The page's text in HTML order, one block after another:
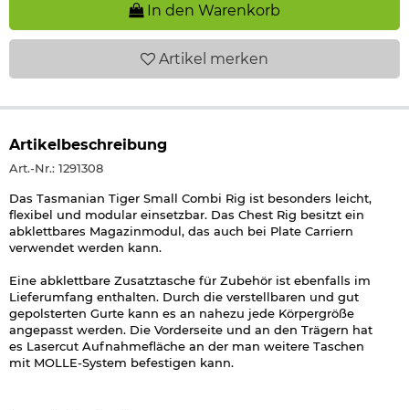
In den Warenkorb
Artikel merken
Artikelbeschreibung
Art.-Nr.: 1291308
Das Tasmanian Tiger Small Combi Rig ist besonders leicht,
flexibel und modular einsetzbar. Das Chest Rig besitzt ein
abklettbares Magazinmodul, das auch bei Plate Carriern
verwendet werden kann.
Eine abklettbare Zusatztasche für Zubehör ist ebenfalls im
Lieferumfang enthalten. Durch die verstellbaren und gut
gepolsterten Gurte kann es an nahezu jede Körpergröße
angepasst werden. Die Vorderseite und an den Trägern hat
es Lasercut Aufnahmefläche an der man weitere Taschen
mit MOLLE-System befestigen kann.